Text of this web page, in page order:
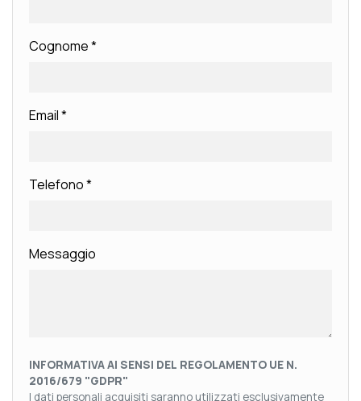
Cognome*
Email*
Telefono*
Messaggio
INFORMATIVA AI SENSI DEL REGOLAMENTO UE N.
2016/679 "GDPR"
I dati personali acquisiti saranno utilizzati esclusivamente